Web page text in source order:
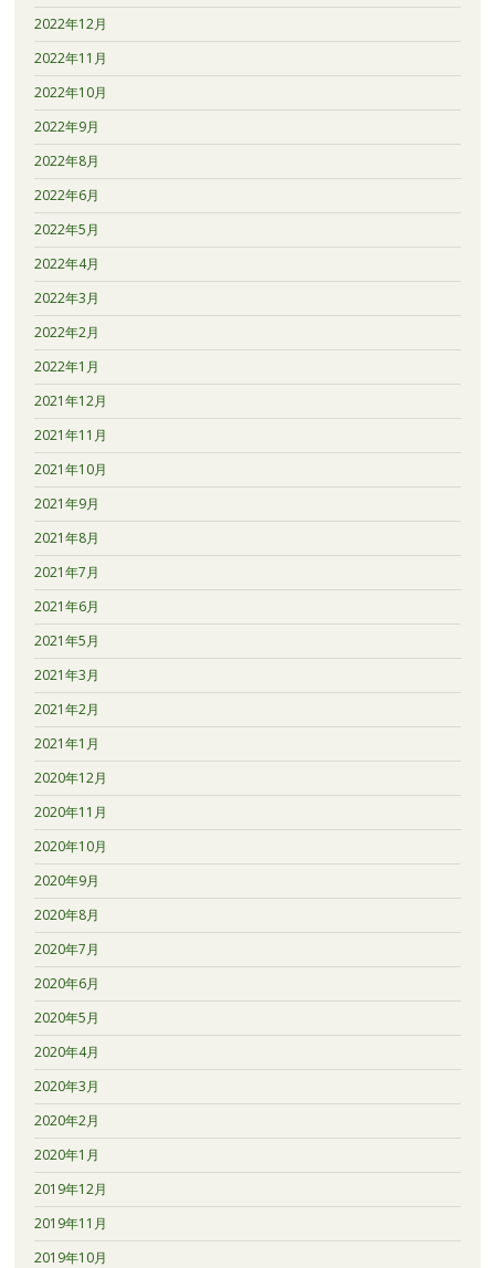
2022年12月
2022年11月
2022年10月
2022年9月
2022年8月
2022年6月
2022年5月
2022年4月
2022年3月
2022年2月
2022年1月
2021年12月
2021年11月
2021年10月
2021年9月
2021年8月
2021年7月
2021年6月
2021年5月
2021年3月
2021年2月
2021年1月
2020年12月
2020年11月
2020年10月
2020年9月
2020年8月
2020年7月
2020年6月
2020年5月
2020年4月
2020年3月
2020年2月
2020年1月
2019年12月
2019年11月
2019年10月